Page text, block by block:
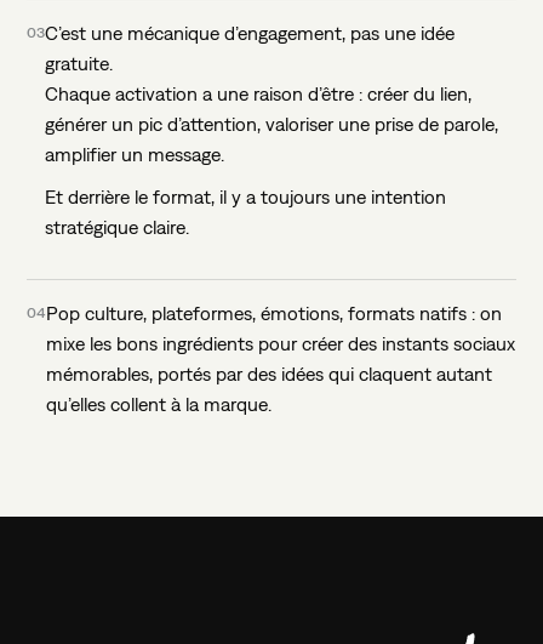
PROJETS
AGENCE
EXPERTISES
PRESSE
03C’est une mécanique d’engagement, pas une idée
gratuite.
Chaque activation a une raison d’être : créer du lien,
générer un pic d’attention, valoriser une prise de parole,
amplifier un message.
Et derrière le format, il y a toujours une intention
stratégique claire.
04Pop culture, plateformes, émotions, formats natifs : on
mixe les bons ingrédients pour créer des instants sociaux
mémorables, portés par des idées qui claquent autant
qu’elles collent à la marque.